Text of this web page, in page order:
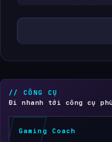
// CÔNG CỤ
Đi nhanh tới công cụ
Gaming Coach